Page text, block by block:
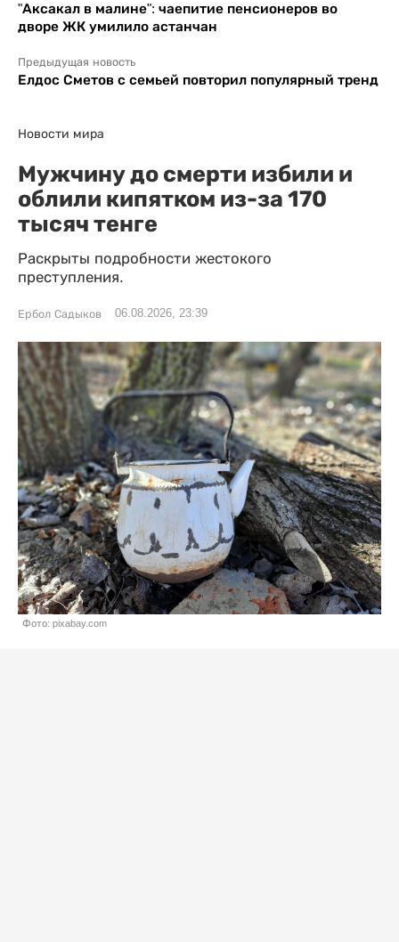
"Аксакал в малине": чаепитие пенсионеров во
дворе ЖК умилило астанчан
Предыдущая новость
Елдос Сметов с семьей повторил популярный тренд
Новости мира
Мужчину до смерти избили и
облили кипятком из-за 170
тысяч тенге
Раскрыты подробности жестокого
преступления.
Ербол Садыков 06.08.2026, 23:39
Фото: pixabay.com